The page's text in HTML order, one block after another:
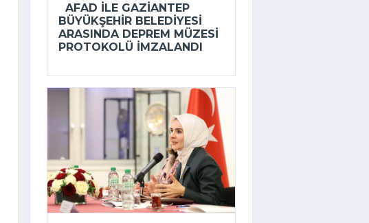
AFAD ILE GAZIANTEP
BÜYÜKŞEHIR BELEDIYESI
ARASINDA DEPREM MÜZESI
PROTOKOLÜ IMZALANDI